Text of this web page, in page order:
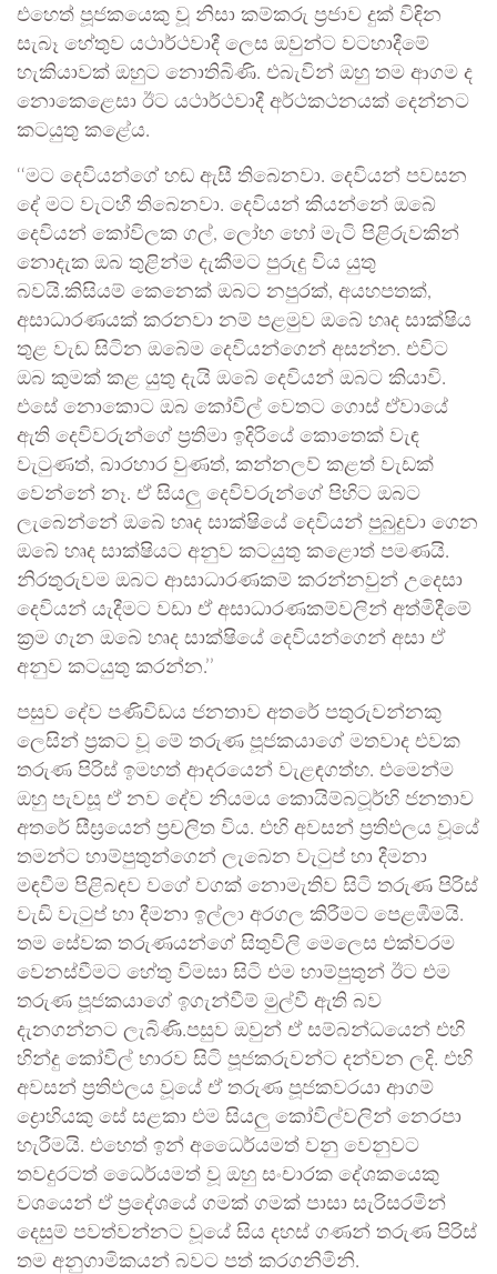
එහෙත් පූජකයෙකු වූ නිසා කම්කරු ප්‍රජාව දුක් විඳින
සැබෑ හේතුව යථාර්ථවාදී ලෙස ඔවුන්ට වටහාදීමේ
හැකියාවක් ඔහුට නොතිබිණි. එබැවින් ඔහු තම ආගම ද
නොකෙළෙසා ඊට යථාර්ථවාදී අර්ථකථනයක් දෙන්නට
කටයුතු කළේය.
‘‘මට දෙවියන්ගේ හඬ ඇසී තිබෙනවා. දෙවියන් පවසන
දේ මට වැටහී තිබෙනවා. දෙවියන් කියන්නේ ඔබේ
දෙවියන් කෝවිලක ගල්, ලෝහ හෝ මැටි පිළිරුවකින්
නොදැක ඔබ තුළින්ම දැකීමට පුරුදු විය යුතු
බවයි.කිසියම් කෙනෙක් ඔබට නපුරක්, අයහපතක්,
අසාධාරණයක් කරනවා නම් පළමුව ඔබේ හෘද සාක්ෂිය
තුළ වැඩ සිටින ඔබේම දෙවියන්ගෙන් අසන්න. එවිට
ඔබ කුමක් කළ යුතු දැයි ඔබේ දෙවියන් ඔබට කියාවි.
එසේ නොකොට ඔබ කෝවිල් වෙතට ගොස් ඒවායේ
ඇති දෙවිවරුන්ගේ ප්‍රතිමා ඉදිරියේ කොතෙක් වැඳ
වැටුණත්, බාරහාර වුණත්, කන්නලව් කළත් වැඩක්
වෙන්නේ නෑ. ඒ සියලු දෙවිවරුන්ගේ පිහිට ඔබට
ලැබෙන්නේ ඔබේ හෘද සාක්ෂියේ දෙවියන් පුබුදුවා ගෙන
ඔබේ හෘද සාක්ෂියට අනුව කටයුතු කළොත් පමණයි.
නිරතුරුවම ඔබට ආසාධාරණකම් කරන්නවුන් උදෙසා
දෙවියන් යැදීමට වඩා ඒ අසාධාරණකම්වලින් අත්මිදීමේ
ක්‍රම ගැන ඔබේ හෘද සාක්ෂියේ දෙවියන්ගෙන් අසා ඒ
අනුව කටයුතු කරන්න.’’
පසුව දේව පණිවිඩය ජනතාව අතරේ පතුරුවන්නකු
ලෙසින් ප්‍රකට වූ මේ තරුණ පූජකයාගේ මතවාද එවක
තරුණ පිරිස් ඉමහත් ආදරයෙන් වැළඳගත්හ. එමෙන්ම
ඔහු පැවසූ ඒ නව දේව නියමය කොයිම්බටූර්හි ජනතාව
අතරේ සීඝ්‍රයෙන් ප්‍රචලිත විය. එහි අවසන් ප්‍රතිඵලය වූයේ
තමන්ට හාම්පුතුන්ගෙන් ලැබෙන වැටුප් හා දීමනා
මඳවීම පිළිබඳව වගේ වගක් නොමැතිව සිටි තරුණ පිරිස්
වැඩි වැටුප් හා දීමනා ඉල්ලා අරගල කිරීමට පෙළඹීමයි.
තම සේවක තරුණයන්ගේ සිතුවිලි මෙලෙස එක්වරම
වෙනස්වීමට හේතු විමසා සිටි එම හාම්පුතුන් ඊට එම
තරුණ පූජකයාගේ ඉගැන්වීම් මුල්වී ඇති බව
දැනගන්නට ලැබිණි.පසුව ඔවුන් ඒ සම්බන්ධයෙන් එහි
හින්දු කෝවිල් භාරව සිටි පූජකරුවන්ට දන්වන ලදි. එහි
අවසන් ප්‍රතිඵලය වූයේ ඒ තරුණ පූජකවරයා ආගම්
ද්‍රොහියකු සේ සළකා එම සියලු කෝවිල්වලින් නෙරපා
හැරීමයි. එහෙත් ඉන් අධෛර්යමත් වනු වෙනුවට
තවදුරටත් ධෛර්යමත් වූ ඔහු සංචාරක දේශකයෙකු
වශයෙන් ඒ ප්‍රදේශයේ ගමක් ගමක් පාසා සැරිසරමින්
දෙසුම් පවත්වන්නට වූයේ සිය දහස් ගණන් තරුණ පිරිස්
තම අනුගාමිකයන් බවට පත් කරගනිමිනි.